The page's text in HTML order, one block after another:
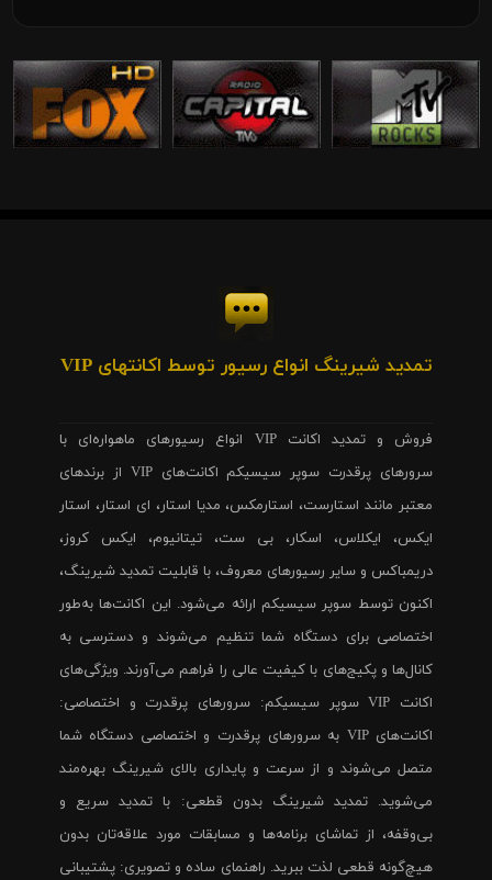
تمدید شیرینگ انواع رسیور توسط اکانتهای VIP
فروش و تمدید اکانت VIP انواع رسیورهای ماهواره‌ای با
سرورهای پرقدرت سوپر سیسیکم اکانت‌های VIP از برندهای
معتبر مانند استارست، استارمکس، مدیا استار، ای استار، استار
ایکس، ایکلاس، اسکار، بی ست، تیتانیوم، ایکس کروز،
دریمباکس و سایر رسیورهای معروف، با قابلیت تمدید شیرینگ،
اکنون توسط سوپر سیسیکم ارائه می‌شود. این اکانت‌ها به‌طور
اختصاصی برای دستگاه شما تنظیم می‌شوند و دسترسی به
کانال‌ها و پکیج‌های با کیفیت عالی را فراهم می‌آورند. ویژگی‌های
اکانت VIP سوپر سیسیکم: سرورهای پرقدرت و اختصاصی:
اکانت‌های VIP به سرورهای پرقدرت و اختصاصی دستگاه شما
متصل می‌شوند و از سرعت و پایداری بالای شیرینگ بهره‌مند
می‌شوید. تمدید شیرینگ بدون قطعی: با تمدید سریع و
بی‌وقفه، از تماشای برنامه‌ها و مسابقات مورد علاقه‌تان بدون
هیچ‌گونه قطعی لذت ببرید. راهنمای ساده و تصویری: پشتیبانی